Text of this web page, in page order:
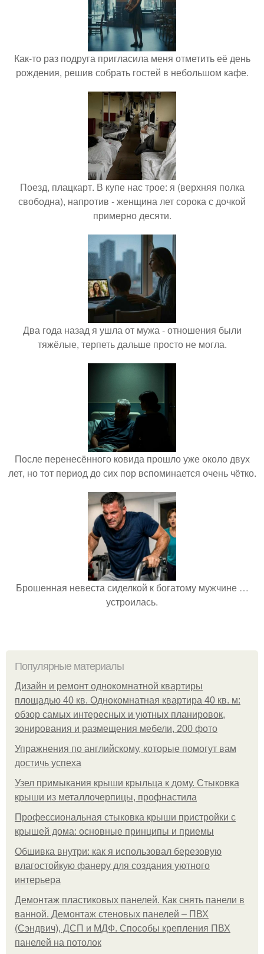
Как-то раз подруга пригласила меня отметить её день
рождения, решив собрать гостей в небольшом кафе.
Поезд, плацкарт. В купе нас трое: я (верхняя полка
свободна), напротив - женщина лет сорока с дочкой
примерно десяти.
Два года назад я ушла от мужа - отношения были
тяжёлые, терпеть дальше просто не могла.
После перенесённого ковида прошло уже около двух
лет, но тот период до сих пор вспоминается очень чётко.
Брошенная невеста сиделкой к богатому мужчине …
устроилась.
Популярные материалы
Дизайн и ремонт однокомнатной квартиры
площадью 40 кв. Однокомнатная квартира 40 кв. м:
обзор самых интересных и уютных планировок,
зонирования и размещения мебели, 200 фото
Упражнения по английскому, которые помогут вам
достичь успеха
Узел примыкания крыши крыльца к дому. Стыковка
крыши из металлочерпицы, профнастила
Профессиональная стыковка крыши пристройки с
крышей дома: основные принципы и приемы
Обшивка внутри: как я использовал березовую
влагостойкую фанеру для создания уютного
интерьера
Демонтаж пластиковых панелей. Как снять панели в
ванной. Демонтаж стеновых панелей – ПВХ
(Сэндвич), ДСП и МДФ. Способы крепления ПВХ
панелей на потолок